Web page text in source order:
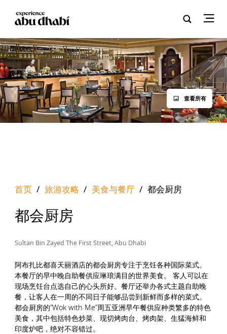
查看所有
首页 / 旅游攻略 / 美食与餐厅 / 都会厨房
都会厨房
Sultan Bin Zayed The First Street, Abu Dhabi
阿布扎比都喜天丽酒店的都会厨房专注于烹饪各种国际菜式。
本餐厅的早中晚自助餐供应琳琅满目的世界美食。 客人可以在
现场烹饪台点选自己的心头所好。餐厅还举办各式主题自助晚
餐，让客人在一周的不同日子能够品尝到新鲜而多样的菜式。
都会厨房的“Wok with Me”周五亚洲早午餐供应种类繁多的特色
美食，其中包括特色炒菜、现切烤肉台、烤肉架、生猛海鲜和
印度炉吧，绝对不容错过。